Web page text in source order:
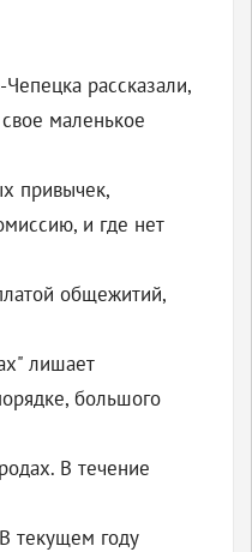
рассказали,
маленькое
привычек,
и где нет
общежитий,
лишает
большого
В течение
текущем году